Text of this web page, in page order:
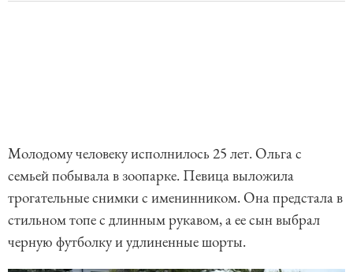
Молодому человеку исполнилось 25 лет. Ольга с
семьей побывала в зоопарке. Певица выложила
трогательные снимки с именинником. Она предстала в
стильном топе с длинным рукавом, а ее сын выбрал
черную футболку и удлиненные шорты.